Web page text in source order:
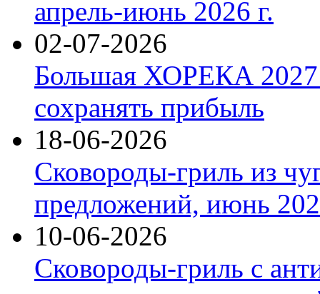
апрель-июнь 2026 г.
02-07-2026
Большая ХОРЕКА 2027:
сохранять прибыль
18-06-2026
Сковороды-гриль из
предложений, июнь
10-06-2026
Сковороды-гриль с